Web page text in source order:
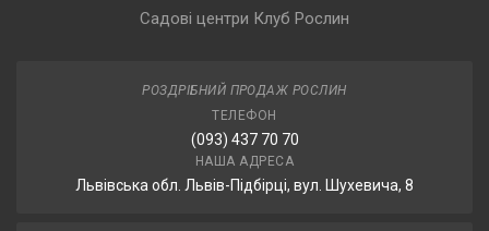
Садові центри Клуб Рослин
РОЗДРІБНИЙ ПРОДАЖ РОСЛИН
ТЕЛЕФОН
(093) 437 70 70
НАША АДРЕСА
Львівська обл. Львів-Підбірці, вул. Шухевича, 8